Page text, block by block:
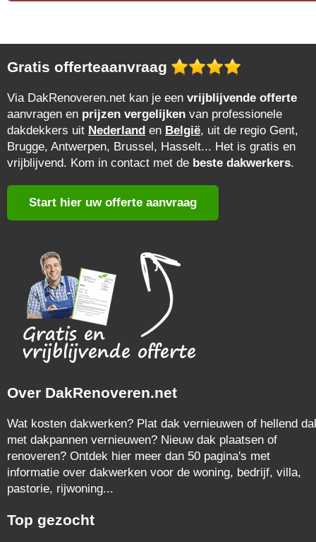
Gratis offerteaanvraag
Via DakRenoveren.net kan je een vrijblijvende offerte
aanvragen en prijzen vergelijken van professionele
dakdekkers uit Nederland en België, uit de regio Gent,
Brugge, Antwerpen, Brussel, Hasselt... Het is gratis en
vrijblijvend. Kom in contact met de beste dakwerkers.
Start hier uw offerte aanvraag
Over DakRenoveren.net
Wat kosten dakwerken? Plat dak vernieuwen of hellend
met dakpannen vernieuwen? Nieuw dak plaatsen of
renoveren? Ontdek hier meer dan 50 pagina's met
informatie over dakwerken voor de woning, bedrijf, villa,
pastorie, rijwoning...
Top gezocht